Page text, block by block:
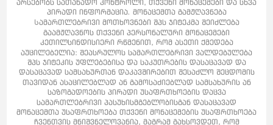
არსებობს სათანადო კონტროლი, თქვენი მონაცემები და სხვა
პირადი ინფორმაცია. მონაცემთა გამჟღავნება
Სამართლებრივი მოთხოვნები შპს ჯიტეკმა შეიძლება
გაამჟღავნოს თქვენი პერსონალური მონაცემები
კეთილსინდისიერი რწმენით, რომ ასეთი ქმედება
აუცილებელია: შეასრულოს სამართლებრივი ვალდებულება
შპს ჯიტეკის უფლებებისა და საკუთრების დასაცავად და
დასაცავად სამსახურთან დაკავშირებით შესაძლო შეცდომის
თავიდან ასაცილებლად ან გამოსაძიებლად სამსახურის ან
საზოგადოების პირადი უსაფრთხოების დაცვა
სამართლებრივი პასუხისმგებლობისგან დასაცავად
მონაცემთა უსაფრთხოება თქვენი მონაცემების უსაფრთხოება
ჩვენთვის მნიშვნელოვანია, მაგრამ გახსოვდეთ, რომ